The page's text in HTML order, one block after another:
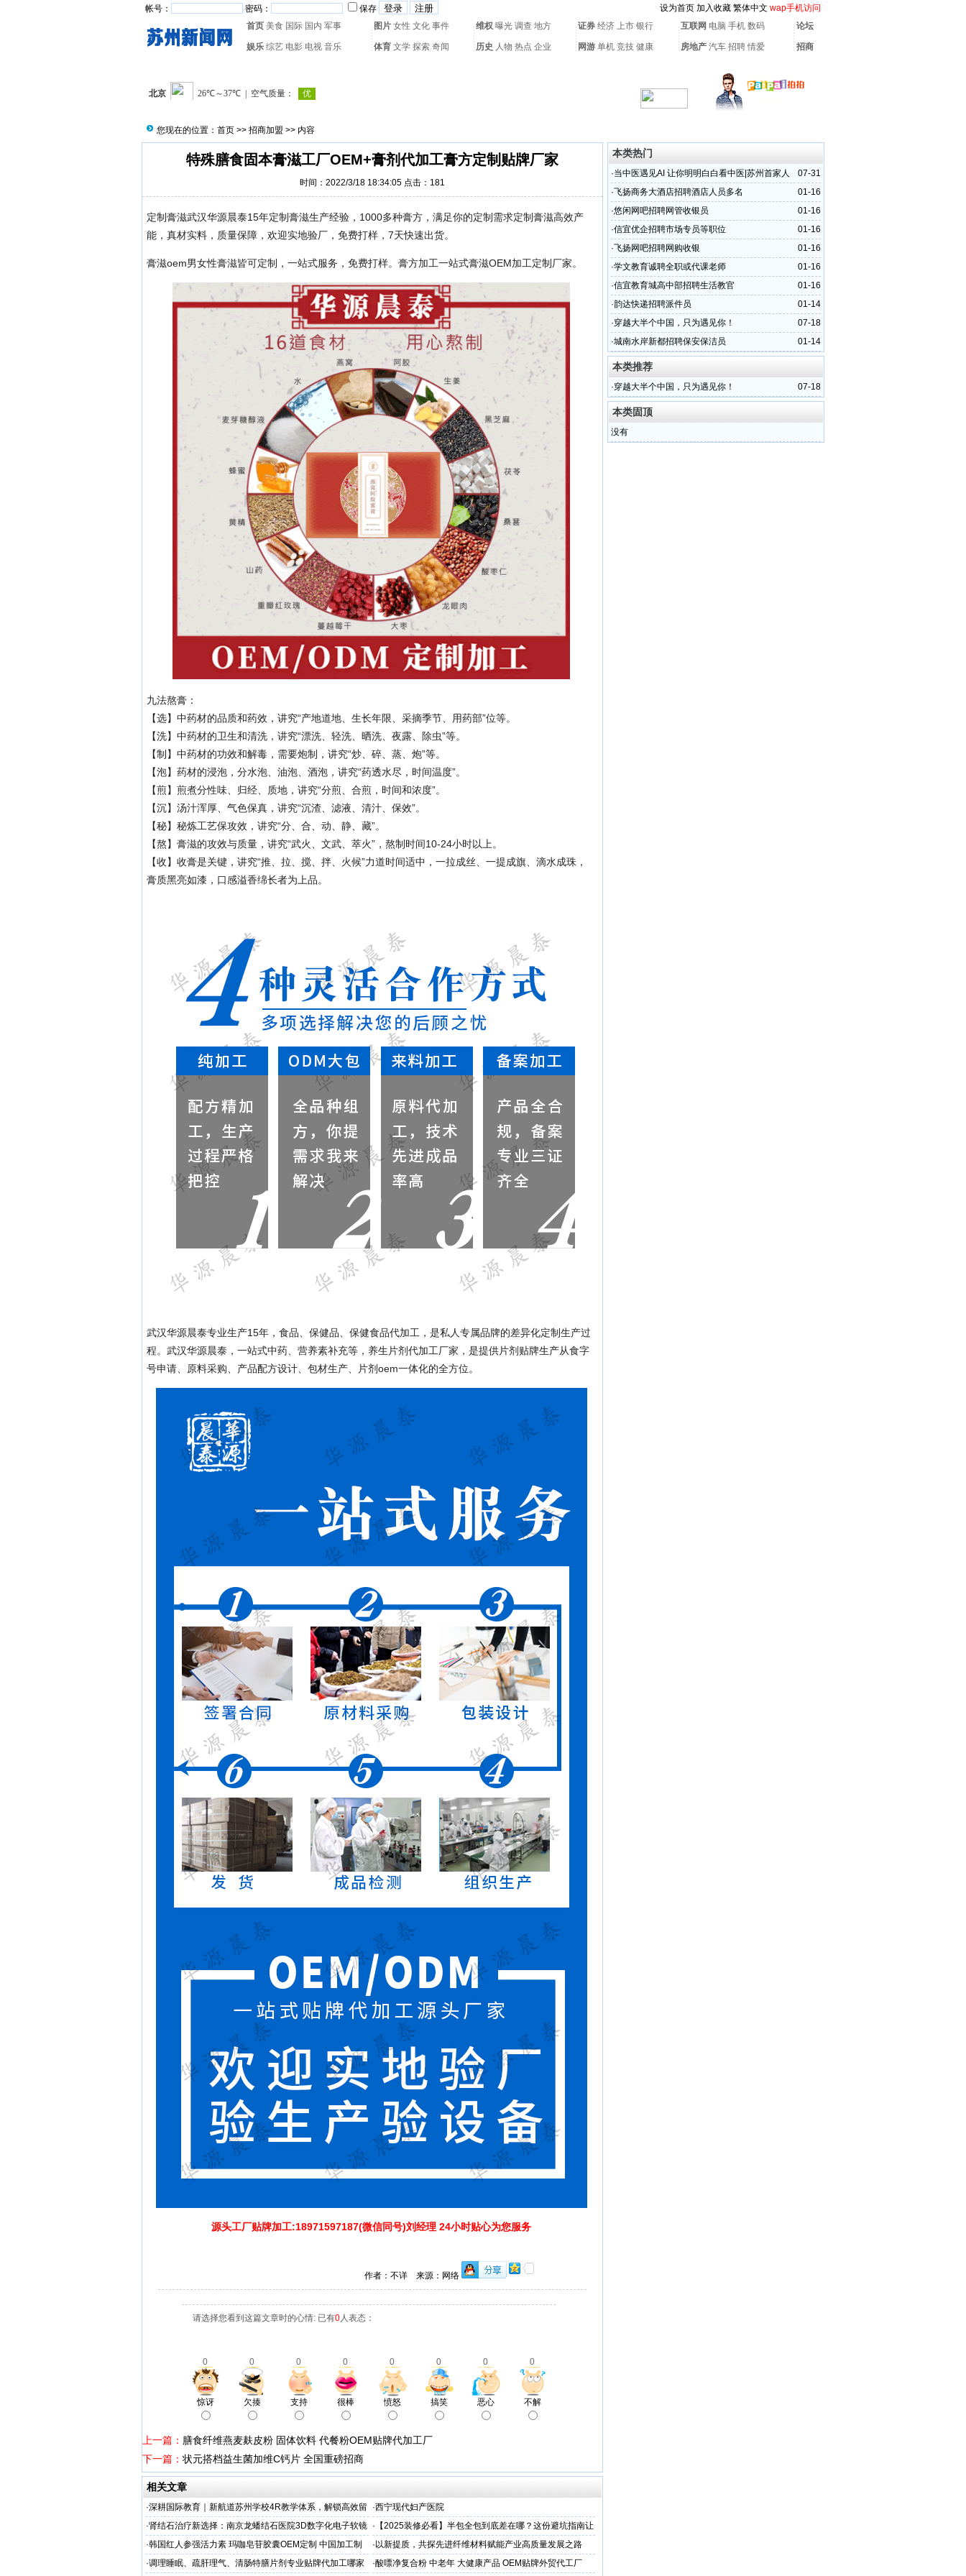
帐号： 密码： 保存 设为首页 加入收藏 繁体中文 wap手机访问
首页 美食 国际 国内 军事 图片 女性 文化 事件 维权 曝光 调查 地方 证券 经济 上市 银行 互联网 电脑 手机 数码 论坛
娱乐 综艺 电影 电视 音乐 体育 文学 探索 奇闻 历史 人物 热点 企业 网游 单机 竞技 健康 房地产 汽车 招聘 情爱 招商
您现在的位置： 首页 >> 招商加盟 >> 内容
特殊膳食固本膏滋工厂OEM+膏剂代加工膏方定制贴牌厂家
时间：2022/3/18 18:34:05 点击： 181
定制膏滋武汉华源晨泰15年定制膏滋生产经验，1000多种膏方，满足你的定制需求定制膏滋高效产
能，真材实料，质量保障，欢迎实地验厂，免费打样，7天快速出货。
膏滋oem男女性膏滋皆可定制，一站式服务，免费打样。膏方加工一站式膏滋OEM加工定制厂家。
九法熬膏：
【选】中药材的品质和药效，讲究“产地道地、生长年限、采摘季节、用药部”位等。
【洗】中药材的卫生和清洗，讲究“漂洗、轻洗、晒洗、夜露、除虫”等。
【制】中药材的功效和解毒，需要炮制，讲究“炒、碎、蒸、炮”等。
【泡】药材的浸泡，分水泡、油泡、酒泡，讲究“药透水尽，时间温度”。
【煎】煎煮分性味、归经、质地，讲究“分煎、合煎，时间和浓度”。
【沉】汤汁浑厚、气色保真，讲究“沉渣、滤液、清汁、保效”。
【秘】秘炼工艺保攻效，讲究“分、合、动、静、藏”。
【熬】膏滋的攻效与质量，讲究“武火、文武、萃火”，熬制时间10-24小时以上。
【收】收膏是关键，讲究“推、拉、搅、拌、火候”力道时间适中，一拉成丝、一提成旗、滴水成珠，
膏质黑亮如漆，口感溢香绵长者为上品。
武汉华源晨泰专业生产15年，食品、保健品、保健食品代加工，是私人专属品牌的差异化定制生产过
程。武汉华源晨泰，一站式中药、营养素补充等，养生片剂代加工厂家，是提供片剂贴牌生产从食字
号申请、原料采购、产品配方设计、包材生产、片剂oem一体化的全方位。
源头工厂贴牌加工:18971597187(微信同号)刘经理 24小时贴心为您服务
作者：不详 来源：网络
请选择您看到这篇文章时的心情: 已有0人表态：
0 0 0 0 0 0 0 0
惊讶 欠揍 支持 很棒 愤怒 搞笑 恶心 不解
上一篇： 膳食纤维燕麦麸皮粉 固体饮料 代餐粉OEM贴牌代加工厂
下一篇： 状元搭档益生菌加维C钙片 全国重磅招商
相关文章
·深耕国际教育｜新航道苏州学校4R教学体系，解锁高效留
学备考之路
·西宁现代妇产医院
·肾结石治疗新选择：南京龙蟠结石医院3D数字化电子软镜
保肾取石术
· 【2025装修必看】半包全包到底差在哪？这份避坑指南让
你省下3万冤枉钱！
·韩国红人参强活力素 玛咖皂苷胶囊OEM定制 中国加工制
造商
· 以新提质，共探先进纤维材料赋能产业高质量发展之路
·调理睡眠、疏肝理气、清肠特膳片剂专业贴牌代加工哪家 ·酸嘌净复合粉 中老年 大健康产品 OEM贴牌外贸代工厂
本类热门
07-31
·当中医遇见AI 让你明明白白看中医|苏州首家人
工智能中医诊所开业啦！
01-16
·飞扬商务大酒店招聘酒店人员多名
01-16
·悠闲网吧招聘网管收银员
01-16
·信宜优企招聘市场专员等职位
01-16
·飞扬网吧招聘网购收银
01-16
·学文教育诚聘全职或代课老师
01-16
·信宜教育城高中部招聘生活教官
01-14
·韵达快递招聘派件员
07-18
·穿越大半个中国，只为遇见你！
01-14
·城南水岸新都招聘保安保洁员
本类推荐
07-18
·穿越大半个中国，只为遇见你！
本类固顶
没有